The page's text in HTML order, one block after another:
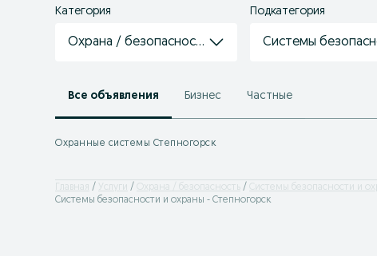
Категория
Охрана / безопасность
Подкатегория
Системы
Все объявления Бизнес Частные
Охранные системы Степногорск
Главная Услуги Охрана / безопасность Системы безопасности и
Системы безопасности и охраны - Степногорск